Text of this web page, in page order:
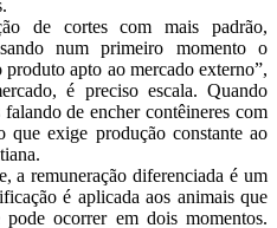
de cortes com mais padrão,
num primeiro momento o
apto ao mercado externo”,
é preciso escala. Quando
de encher contêineres com
que exige produção constante ao
a remuneração diferenciada é um
é aplicada aos animais que
ocorrer em dois momentos.